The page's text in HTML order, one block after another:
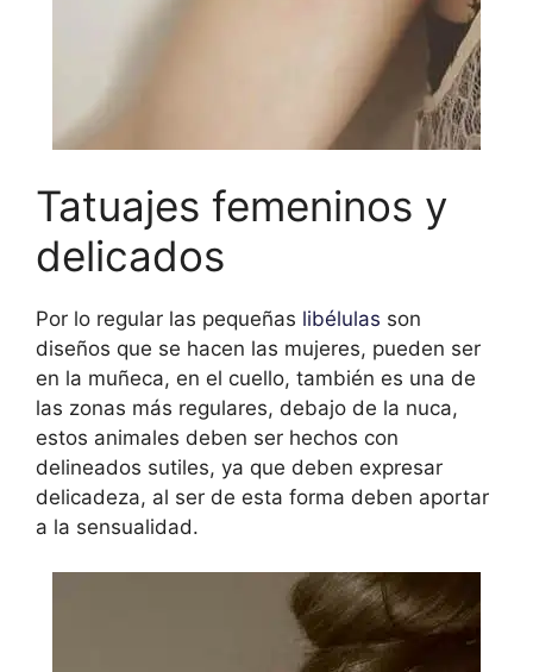
Tatuajes femeninos y
delicados
Por lo regular las pequeñas libélulas son
diseños que se hacen las mujeres, pueden ser
en la muñeca, en el cuello, también es una de
las zonas más regulares, debajo de la nuca,
estos animales deben ser hechos con
delineados sutiles, ya que deben expresar
delicadeza, al ser de esta forma deben aportar
a la sensualidad.